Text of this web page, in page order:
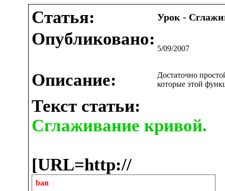
Статья: Урок -
Опубликовано:
5/09/2007
Описание:
Достаточно
которые этой
Текст статьи:
Сглаживание кривой.
[URL=http://
ban